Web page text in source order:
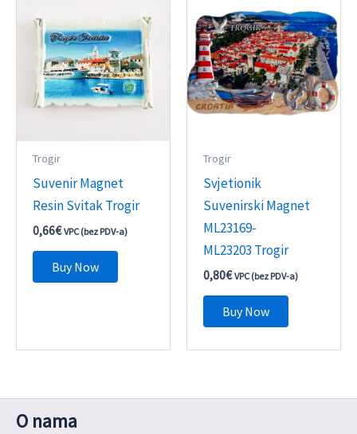
Trogir
Suvenir Magnet
Resin Svitak Trogir
0,66€ VPC (bez PDV-a)
Buy Now
Trogir
Svjetionik
Suvenirski Magnet
ML23169-
ML23203 Trogir
0,80€ VPC (bez PDV-a)
Buy Now
O nama